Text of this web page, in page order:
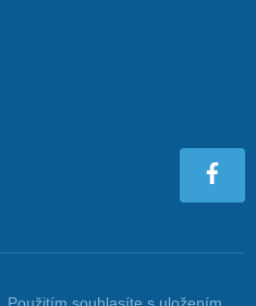
Použitím souhlasíte s uložením